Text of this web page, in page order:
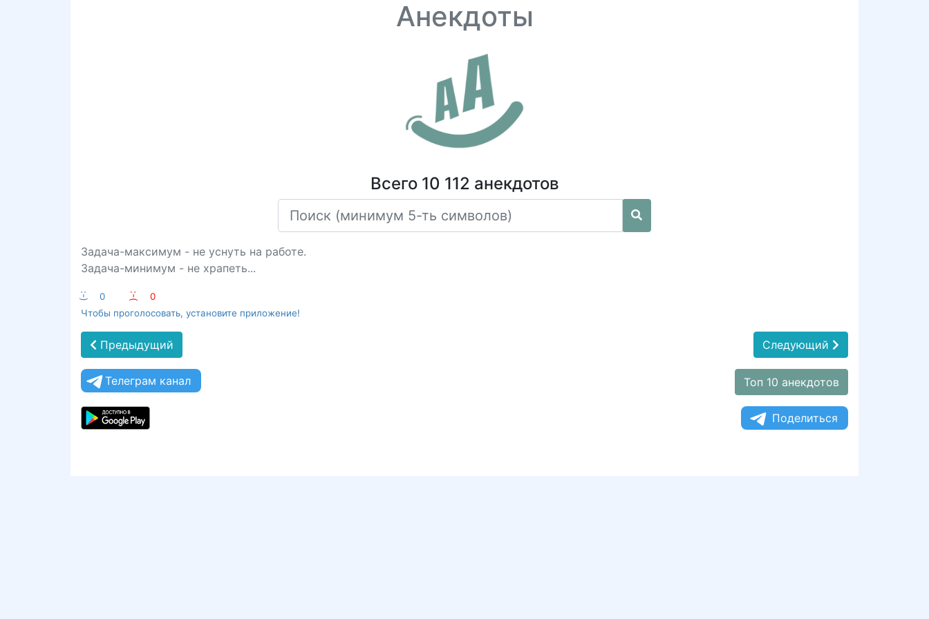
Анекдоты
Всего 10 112 анекдотов
Задача-максимум - не уснуть на работе.
Задача-минимум - не храпеть...
:-) 0 :-(
0
Чтобы проголосовать, установите приложение!
Предыдущий Следующий
Телеграм канал Топ 10 анекдотов
Поделиться